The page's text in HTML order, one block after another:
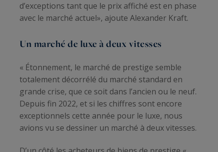
d’exceptions tant que le prix affiché est en phase
avec le marché actuel», ajoute Alexander Kraft.
Un marché de luxe à deux vitesses
« Étonnement, le marché de prestige semble
totalement décorrélé du marché standard en
grande crise, que ce soit dans l’ancien ou le neuf.
Depuis fin 2022, et si les chiffres sont encore
exceptionnels cette année pour le luxe, nous
avions vu se dessiner un marché à deux vitesses.